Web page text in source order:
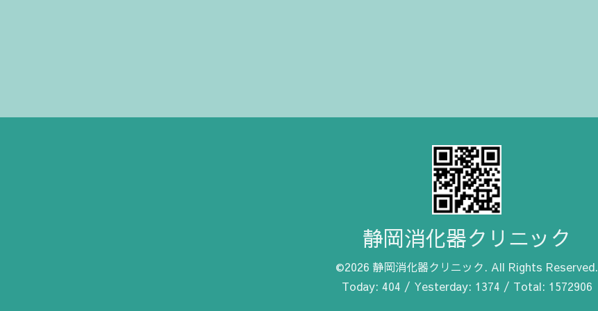
静岡消化器クリニック
©2026 静岡消化器クリニック. All Rights Reserved.
Today: 404 / Yesterday: 1374 / Total: 1572906